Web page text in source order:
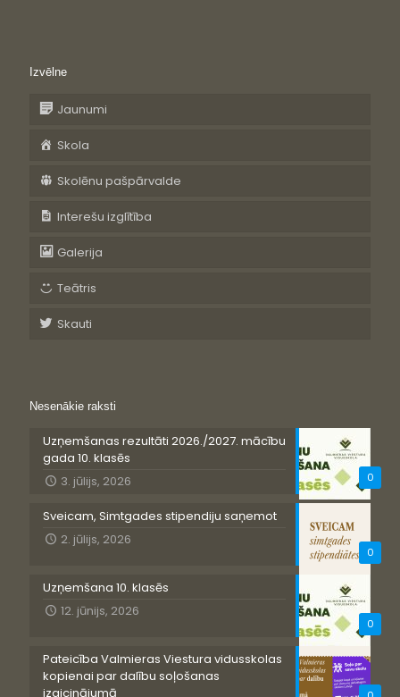
Izvēlne
Jaunumi
Skola
Skolēnu pašpārvalde
Interešu izglītība
Galerija
Teātris
Skauti
Nesenākie raksti
0
Uzņemšanas rezultāti 2026./2027. mācību
gada 10. klasēs
3. jūlijs, 2026
0
Sveicam, Simtgades stipendiju saņemot
2. jūlijs, 2026
0
Uzņemšana 10. klasēs
12. jūnijs, 2026
Pateicība Valmieras Viestura vidusskolas
kopienai par dalību soļošanas
izaicinājumā